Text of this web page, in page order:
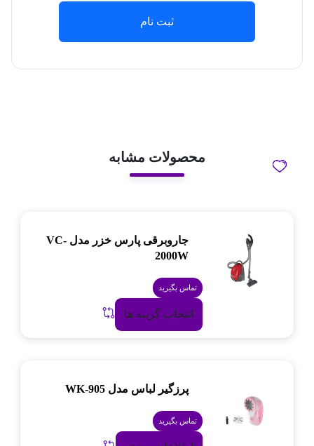
ثبت نام
محصولات مشابه
جاروبرقی پارس خزر مدل VC-
2000W
تماس بگیرید
انتخاب گزینه ها
پرزگیر لباس مدل WK-905
تماس بگیرید